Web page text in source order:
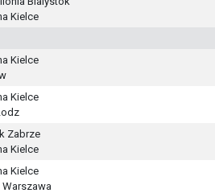
Kielce
Kielce
Kielce
Zabrze
Kielce
Kielce
Warszawa